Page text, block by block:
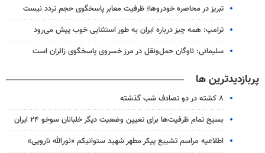
تبریز در محاصره خودروها؛ ظرفیت معابر پاسخگوی حجم تردد نیست
ترامپ: همه چیز درباره ایران به طور استثنایی خوب پیش می‌رود
سلیمانی: ناوگان حمل‌ونقل در مرز خسروی پاسخگوی زائران است
پربازدیدترین ها
۸ کشته در دو تصادف شب گذشته
بسیج تمام ظرفیت‌ها برای تعیین وضعیت دیگر خلبانان سوخو ۲۴ ایران
اطلاعیه مراسم تشییع پیکر مطهر شهید ستوانیکم «نورالله نارویی»